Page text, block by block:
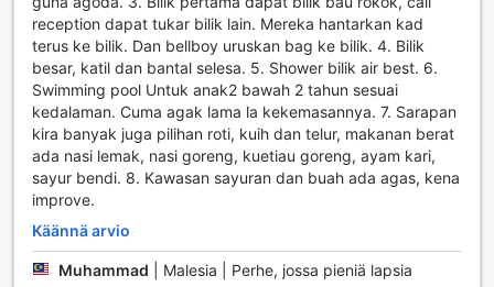
mukavuuksia, jotka tekevät oleskelusta vaivatonta ja
miellyttävää. Hotellissa on 24-tunnin huonepalvelu, joka
takaa, että voit nauttia herkullisista aterioista ja juomista
omassa rauhassasi mihin vuorokauden aikaan tahansa.
Lisäksi hotellin pesulapalvelut, mukaan lukien
kuivauspalvelu, varmistavat, että vaatteesi pysyvät aina
siisteinä ja raikkaina. Luggage storage -palvelu on myös
käytettävissä, joten voit tutustua Malaccan kauniiseen
kaupunkiin huoletta matkatavaroidesi suhteen.
Hotellin turvallisuus on ensiarvoisen tärkeää, ja siksi
turvalliset tallelokerot sekä concierge-palvelu ovat
saatavilla. Nämä palvelut tarjoavat mielenrauhaa ja
varmuutta, kun tutustut ympäröivään maailmaan. Wi-fi-
reception dapat tukar bilik lain. Mereka hantarkan kad
terus ke bilik. Dan bellboy uruskan bag ke bilik. 4. Bilik
besar, katil dan bantal selesa. 5. Shower bilik air best. 6.
Swimming pool Untuk anak2 bawah 2 tahun sesuai
kedalaman. Cuma agak lama la kekemasannya. 7. Sarapan
kira banyak juga pilihan roti, kuih dan telur, makanan berat
ada nasi lemak, nasi goreng, kuetiau goreng, ayam kari,
sayur bendi. 8. Kawasan sayuran dan buah ada agas, kena
improve.
Käännä arvio
Muhammad Malesia | Perhe, jossa pieniä lapsia